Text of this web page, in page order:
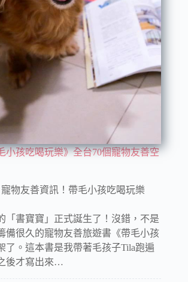
小孩吃喝玩樂》全台70個寵物友善空
寵物友善資訊！帶毛小孩吃喝玩樂
「書寶寶」正式誕生了！沒錯，不是
備很久的寵物友善旅遊書《帶毛小孩
了。這本書是我帶著毛孩子Tila跑遍
後才寫出來…